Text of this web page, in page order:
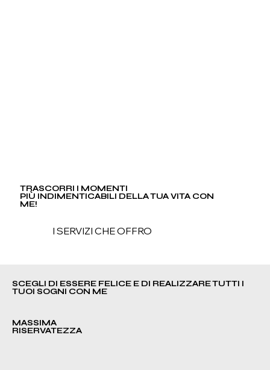
TRASCORRI I MOMENTI
PIÙ INDIMENTICABILI DELLA TUA VITA CON
ME!
I SERVIZI CHE OFFRO
SCEGLI DI ESSERE FELICE E DI REALIZZARE TUTTI I
TUOI SOGNI CON ME
MASSIMA
RISERVATEZZA